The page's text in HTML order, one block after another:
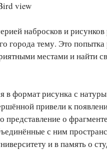
view
набросков и
города тему. Это
местами и найти
в формат рисунка с
привели к
о
с ним
и в память о